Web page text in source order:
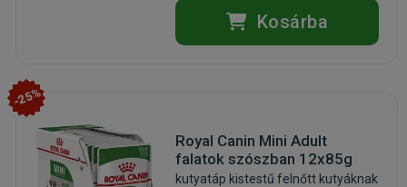
Kosárba
-25%
Royal Canin Mini Adult
falatok szószban 12x85g
kutyatáp kistestű felnőtt kutyáknak